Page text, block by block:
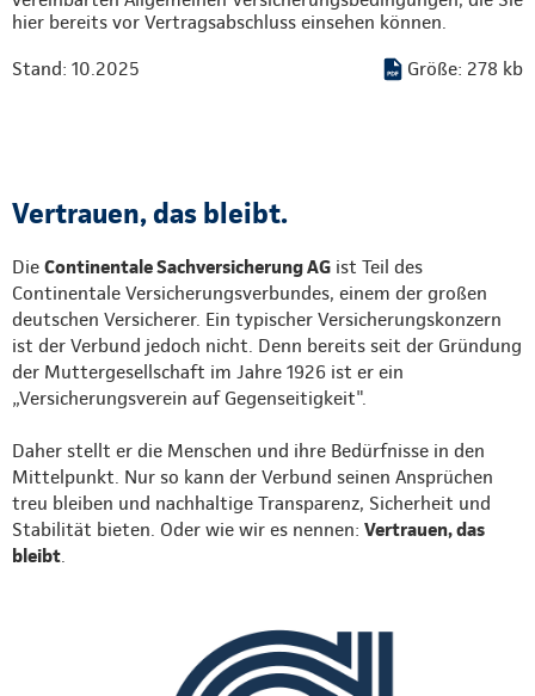
hier bereits vor Vertragsabschluss einsehen können.
Stand: 10.2025 Größe: 278 kb
Vertrauen, das bleibt.
Die Continentale Sachversicherung AG ist Teil des
Continentale Versicherungsverbundes, einem der großen
deutschen Versicherer. Ein typischer Versicherungskonzern
ist der Verbund jedoch nicht. Denn bereits seit der Gründung
der Muttergesellschaft im Jahre 1926 ist er ein
„Versicherungsverein auf Gegenseitigkeit".
Daher stellt er die Menschen und ihre Bedürfnisse in den
Mittelpunkt. Nur so kann der Verbund seinen Ansprüchen
treu bleiben und nachhaltige Transparenz, Sicherheit und
Stabilität bieten. Oder wie wir es nennen: Vertrauen, das
bleibt